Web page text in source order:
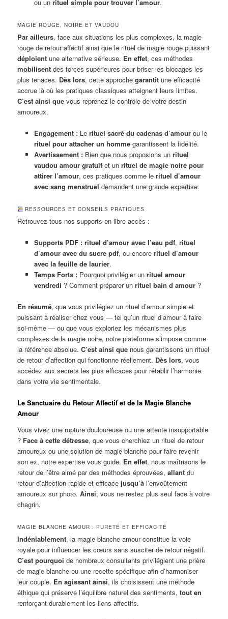
ou un rituel simple pour trouver l’amour.
MAGIE ROUGE, NOIRE ET VAUDOU
Par ailleurs, face aux situations les plus complexes, la magie
rouge de retour affectif ainsi que le rituel de magie rouge puissant
déploient une alternative sérieuse. En effet, ces méthodes
mobilisent des forces supérieures pour briser les blocages les
plus tenaces. Dès lors, cette approchegarantit une efficacité
accrue là où les pratiques classiques atteignent leurs limites.
C’est ainsi que vous reprenez le contrôle de votre destin
amoureux.
Engagement :Le rituel sacré du cadenas d’amourou le
rituel pour attacher un hommegarantissent la fidélité.
Avertissement :Bien que nous proposions un rituel
vaudou amour gratuitet un rituel de magie noire pour
attirer l’amour, ces pratiques comme le rituel d’amour
avec sang menstruel demandent une grande expertise.
RESSOURCES ET CONSEILS PRATIQUES
Retrouvez tous nos supports en libre accès :
Supports PDF : rituel d’amour avec l’eau pdf, rituel
d’amour avec du sucre pdf, ou encore rituel d’amour
avec la feuille de laurier.
Temps Forts :Pourquoi privilégier un rituel amour
vendredi ? Comment préparer un rituel bain d amour?
En résumé, que vous privilégiez un rituel d’amour simple et
puissant à réaliser chez vous — tel qu’un rituel d’amour à faire
soi-même — ou que vous exploriez les mécanismes plus
complexes de la magie noire, notre plateforme s’impose comme
la référence absolue.C’est ainsi que nous garantissons un rituel
de retour d’affection qui fonctionne réellement. Dès lors, vous
accédez aux secrets les plus efficaces pour rétablir l’harmonie
dans votre vie sentimentale.
Le Sanctuaire du Retour Affectif et de la Magie Blanche
Amour
Vous vivez une rupture douloureuse ou une attente insupportable
? Face à cette détresse, que vous cherchiez un rituel de retour
amoureux ou une solution de magie blanche pour faire revenir
son ex, notre expertise vous guide. En effet, nous maîtrisons le
retour de l’être aimé par des méthodes éprouvées,allant du
retour d’affection rapide et efficace jusqu’à l’envoûtement
amoureux sur photo.Ainsi, vous ne restez plus seul face à votre
chagrin.
MAGIE BLANCHE AMOUR : PURETÉ ET EFFICACITÉ
Indéniablement, la magie blanche amour constitue la voie
royale pour influencer les cœurs sans susciter de retour négatif.
C’est pourquoi de nombreux consultants privilégient une prière
de magie blanche ou une recette spécifique afin d’harmoniser
leur couple. En agissant ainsi, ils choisissent une méthode
éthique qui préserve l’équilibre naturel des sentiments,tout en
renforçant durablement les liens affectifs.